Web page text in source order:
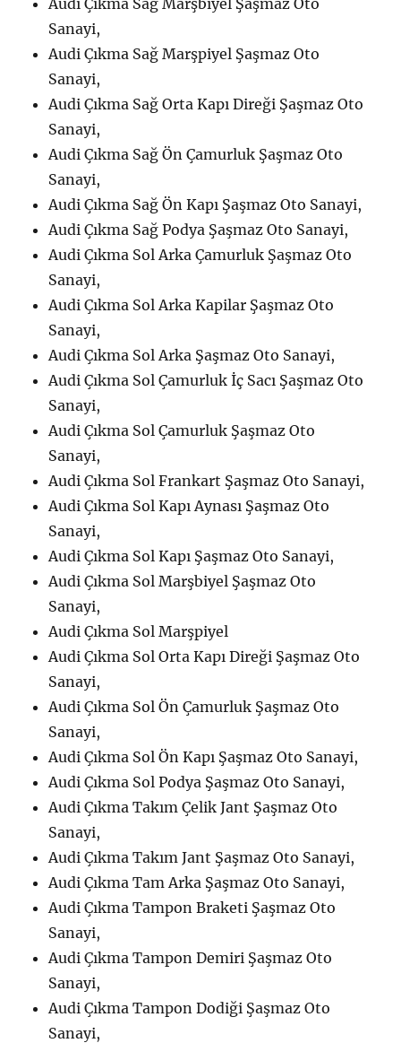
Audi Çıkma Sağ Marşbiyel Şaşmaz Oto
Sanayi,
Audi Çıkma Sağ Marşpiyel Şaşmaz Oto
Sanayi,
Audi Çıkma Sağ Orta Kapı Direği Şaşmaz Oto
Sanayi,
Audi Çıkma Sağ Ön Çamurluk Şaşmaz Oto
Sanayi,
Audi Çıkma Sağ Ön Kapı Şaşmaz Oto Sanayi,
Audi Çıkma Sağ Podya Şaşmaz Oto Sanayi,
Audi Çıkma Sol Arka Çamurluk Şaşmaz Oto
Sanayi,
Audi Çıkma Sol Arka Kapilar Şaşmaz Oto
Sanayi,
Audi Çıkma Sol Arka Şaşmaz Oto Sanayi,
Audi Çıkma Sol Çamurluk İç Sacı Şaşmaz Oto
Sanayi,
Audi Çıkma Sol Çamurluk Şaşmaz Oto
Sanayi,
Audi Çıkma Sol Frankart Şaşmaz Oto Sanayi,
Audi Çıkma Sol Kapı Aynası Şaşmaz Oto
Sanayi,
Audi Çıkma Sol Kapı Şaşmaz Oto Sanayi,
Audi Çıkma Sol Marşbiyel Şaşmaz Oto
Sanayi,
Audi Çıkma Sol Marşpiyel
Audi Çıkma Sol Orta Kapı Direği Şaşmaz Oto
Sanayi,
Audi Çıkma Sol Ön Çamurluk Şaşmaz Oto
Sanayi,
Audi Çıkma Sol Ön Kapı Şaşmaz Oto Sanayi,
Audi Çıkma Sol Podya Şaşmaz Oto Sanayi,
Audi Çıkma Takım Çelik Jant Şaşmaz Oto
Sanayi,
Audi Çıkma Takım Jant Şaşmaz Oto Sanayi,
Audi Çıkma Tam Arka Şaşmaz Oto Sanayi,
Audi Çıkma Tampon Braketi Şaşmaz Oto
Sanayi,
Audi Çıkma Tampon Demiri Şaşmaz Oto
Sanayi,
Audi Çıkma Tampon Dodiği Şaşmaz Oto
Sanayi,